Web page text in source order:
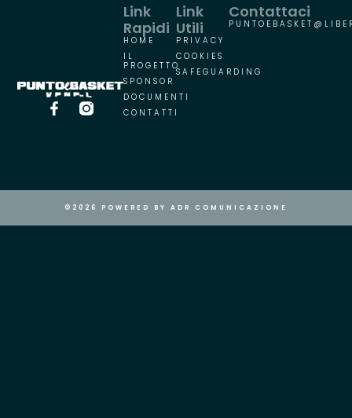
Link
Utili
PRIVACY
COOKIES
SAFEGUARDING
Link
Rapidi
HOME
IL
PROGETTO
SPONSOR
DOCUMENTI
CONTATTI
Contattaci
©2026 POWERED BY ADR COMUNICAZIONE